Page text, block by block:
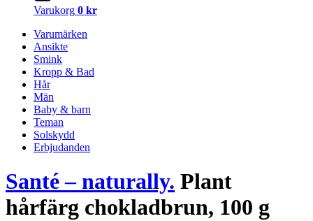
Varukorg 0 kr
Varumärken
Ansikte
Smink
Kropp & Bad
Hår
Män
Baby & barn
Teman
Solskydd
Erbjudanden
Santé – naturally. Plant
hårfärg chokladbrun, 100 g